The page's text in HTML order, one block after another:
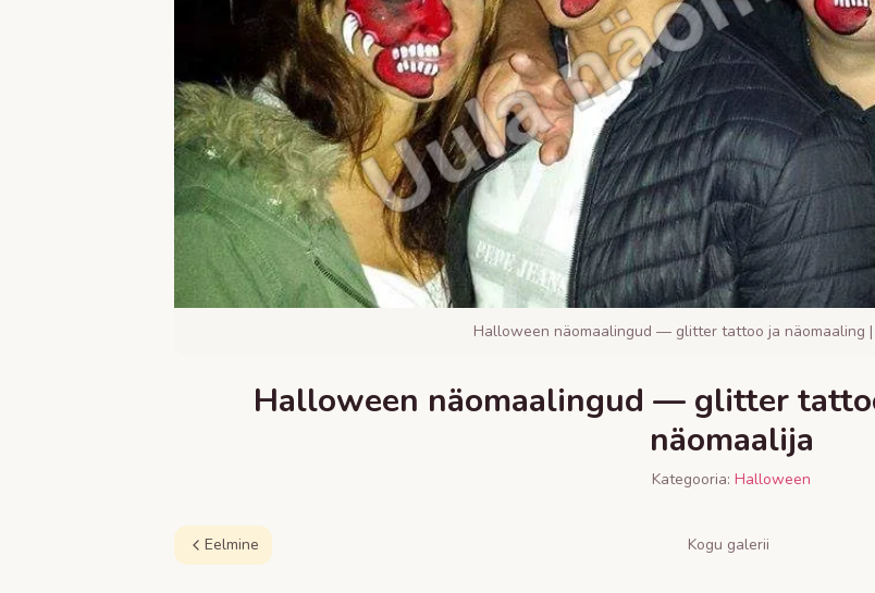
Halloween näomaalingud — glitter tattoo ja näomaaling |
Halloween näomaalingud — glitter
näomaalija
Kategooria: Halloween
Eelmine Kogu galerii